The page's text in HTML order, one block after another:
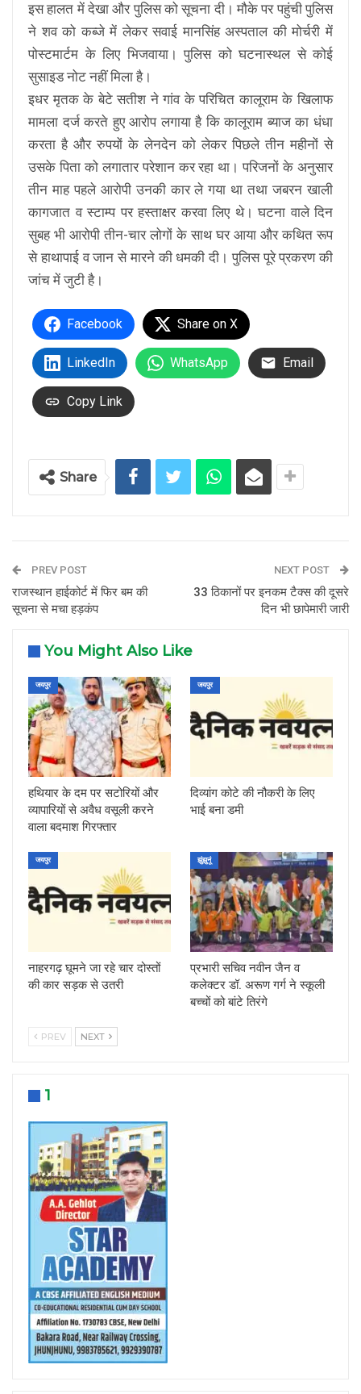
इस हालत में देखा और पुलिस को सूचना दी। मौके पर पहुंची पुलिस
ने शव को कब्जे में लेकर सवाई मानसिंह अस्पताल की मोर्चरी में
पोस्टमार्टम के लिए भिजवाया। पुलिस को घटनास्थल से कोई
सुसाइड नोट नहीं मिला है।
इधर मृतक के बेटे सतीश ने गांव के परिचित कालूराम के खिलाफ
मामला दर्ज करते हुए आरोप लगाया है कि कालूराम ब्याज का धंधा
करता है और रुपयों के लेनदेन को लेकर पिछले तीन महीनों से
उसके पिता को लगातार परेशान कर रहा था। परिजनों के अनुसार
तीन माह पहले आरोपी उनकी कार ले गया था तथा जबरन खाली
कागजात व स्टाम्प पर हस्ताक्षर करवा लिए थे। घटना वाले दिन
सुबह भी आरोपी तीन-चार लोगों के साथ घर आया और कथित रूप
से हाथापाई व जान से मारने की धमकी दी। पुलिस पूरे प्रकरण की
जांच में जुटी है।
Facebook Share on X
LinkedIn WhatsApp Email
Copy Link
Share
PREV POST
राजस्थान हाईकोर्ट में फिर बम की
सूचना से मचा हड़कंप
NEXT POST
33 ठिकानों पर इनकम टैक्स की दूसरे
दिन भी छापेमारी जारी
You Might Also Like
जयपुर
हथियार के दम पर सटोरियों और
व्यापारियों से अवैध वसूली करने
वाला बदमाश गिरफ्तार
जयपुर
दिव्यांग कोटे की नौकरी के लिए
भाई बना डमी
जयपुर
नाहरगढ़ घूमने जा रहे चार दोस्तों
की कार सड़क से उतरी
झुंझुनूं
प्रभारी सचिव नवीन जैन व
कलेक्टर डॉ. अरूण गर्ग ने स्कूली
बच्चों को बांटे तिरंगे
PREV NEXT
1